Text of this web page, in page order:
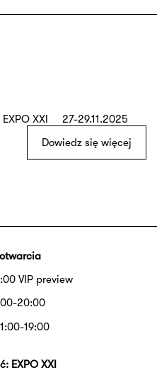
XXI 27-29.11.2025
Dowiedz się więcej
VIP preview
20:00
19:00
EXPO XXI